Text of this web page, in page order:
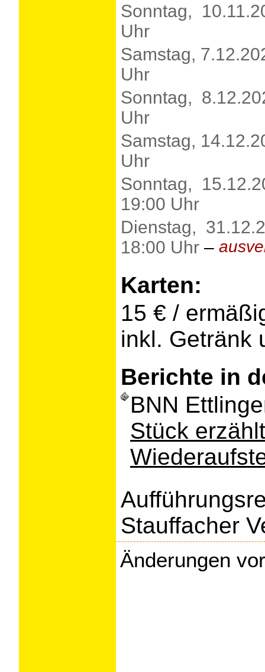
Sonntag,
Uhr
Samstag,
Uhr
Sonntag,
Uhr
Samstag,
Uhr
Sonntag,
19:00 Uhr
Dienstag,
18:00 Uhr –
Karten:
15 € /
inkl. Getränk
Berichte in
BNN
Stück
Stauffacher
Änderungen